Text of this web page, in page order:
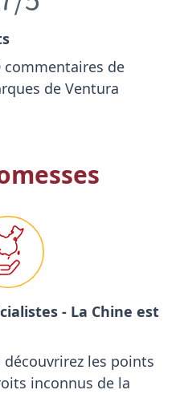
commentaires de
de Ventura
- La Chine est
découvrirez les points
inconnus de la